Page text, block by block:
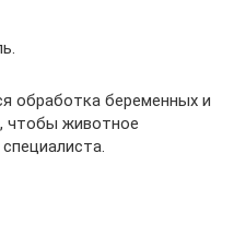
обработка беременных и
чтобы животное